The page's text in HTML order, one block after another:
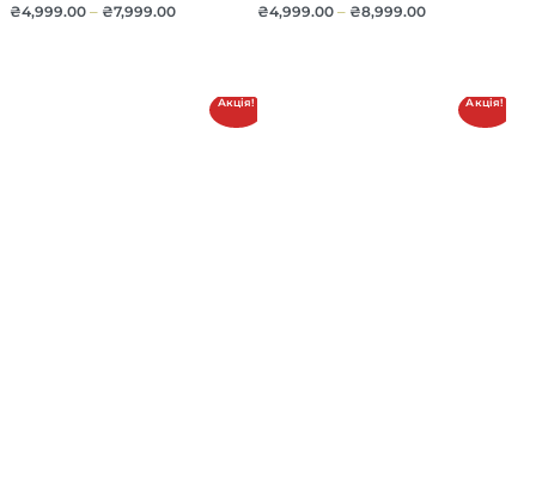
₴4,999.00– ₴7,999.00 ₴4,999.00 – ₴8,999.00
Акція! Акція!